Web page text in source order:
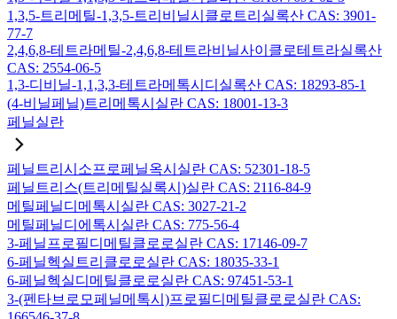
1,3,5-트리메틸-1,3,5-트리비닐시클로트리실록산 CAS: 3901-
77-7
2,4,6,8-테트라메틸-2,4,6,8-테트라비닐사이클로테트라실록산
CAS: 2554-06-5
1,3-디비닐-1,1,3,3-테트라메톡시디실록산 CAS: 18293-85-1
(4-비닐페닐)트리메톡시실란 CAS: 18001-13-3
페닐실란
페닐트리시소프로페닐옥시실란 CAS: 52301-18-5
페닐트리스(트리메틸실록시)실란 CAS: 2116-84-9
메틸페닐디메톡시실란 CAS: 3027-21-2
메틸페닐디에톡시실란 CAS: 775-56-4
3-페닐프로필디메틸클로로실란 CAS: 17146-09-7
6-페닐헥실트리클로로실란 CAS: 18035-33-1
6-페닐헥실디메틸클로로실란 CAS: 97451-53-1
3-(펜타브로모페닐메톡시)프로필디메틸클로로실란 CAS: